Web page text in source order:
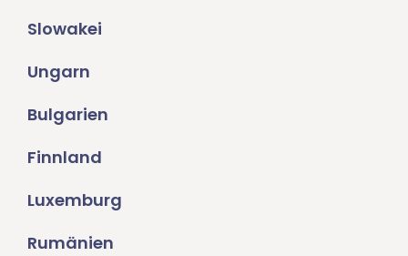
Slowakei
Ungarn
Bulgarien
Finnland
Luxemburg
Rumänien